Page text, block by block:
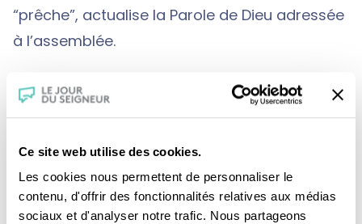
Ce site web utilise des cookies.
Les cookies nous permettent de personnaliser le
contenu, d'offrir des fonctionnalités relatives aux médias
sociaux et d'analyser notre trafic. Nous partageons
“prêche”, actualise la Parole de Dieu adressée
à l’assemblée.
Je fais un don